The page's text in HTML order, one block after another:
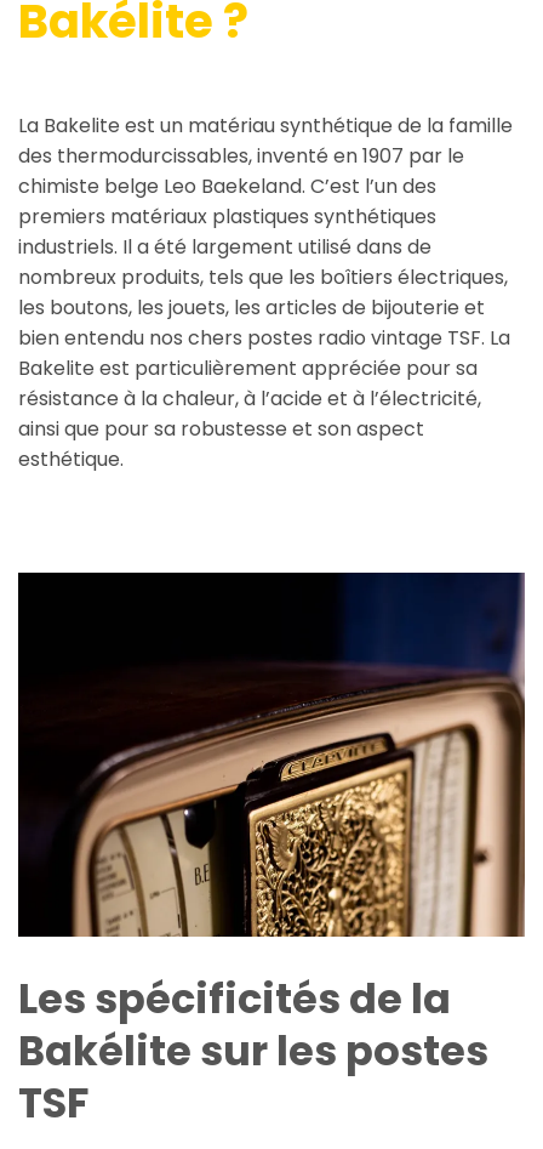
Bakélite ?
La Bakelite est un matériau synthétique de la famille
des thermodurcissables, inventé en 1907 par le
chimiste belge Leo Baekeland. C’est l’un des
premiers matériaux plastiques synthétiques
industriels. Il a été largement utilisé dans de
nombreux produits, tels que les boîtiers électriques,
les boutons, les jouets, les articles de bijouterie et
bien entendu nos chers postes radio vintage TSF. La
Bakelite est particulièrement appréciée pour sa
résistance à la chaleur, à l’acide et à l’électricité,
ainsi que pour sa robustesse et son aspect
esthétique.
Les spécificités de la
Bakélite sur les postes
TSF